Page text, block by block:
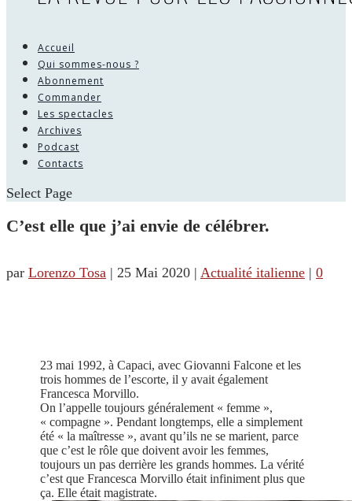
Accueil
Qui sommes-nous ?
Abonnement
Commander
Les spectacles
Archives
Podcast
Contacts
Select Page
C’est elle que j’ai envie de célébrer.
par Lorenzo Tosa | 25 Mai 2020 | Actualité italienne | 0
23 mai 1992, à Capaci, avec Giovanni Falcone et les
trois hommes de l’escorte, il y avait également
Francesca Morvillo.
On l’appelle toujours généralement « femme »,
« compagne ». Pendant longtemps, elle a simplement
été « la maîtresse », avant qu’ils ne se marient, parce
que c’est le rôle que doivent avoir les femmes,
toujours un pas derrière les grands hommes. La vérité
c’est que Francesca Morvillo était infiniment plus que
ça. Elle était magistrate.